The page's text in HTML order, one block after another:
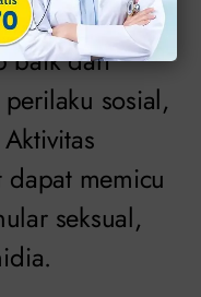
di dunia ini
baik dari
sosial,
dapat memicu
seksual,